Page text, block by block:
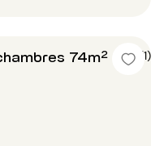
74m² 5 (1)